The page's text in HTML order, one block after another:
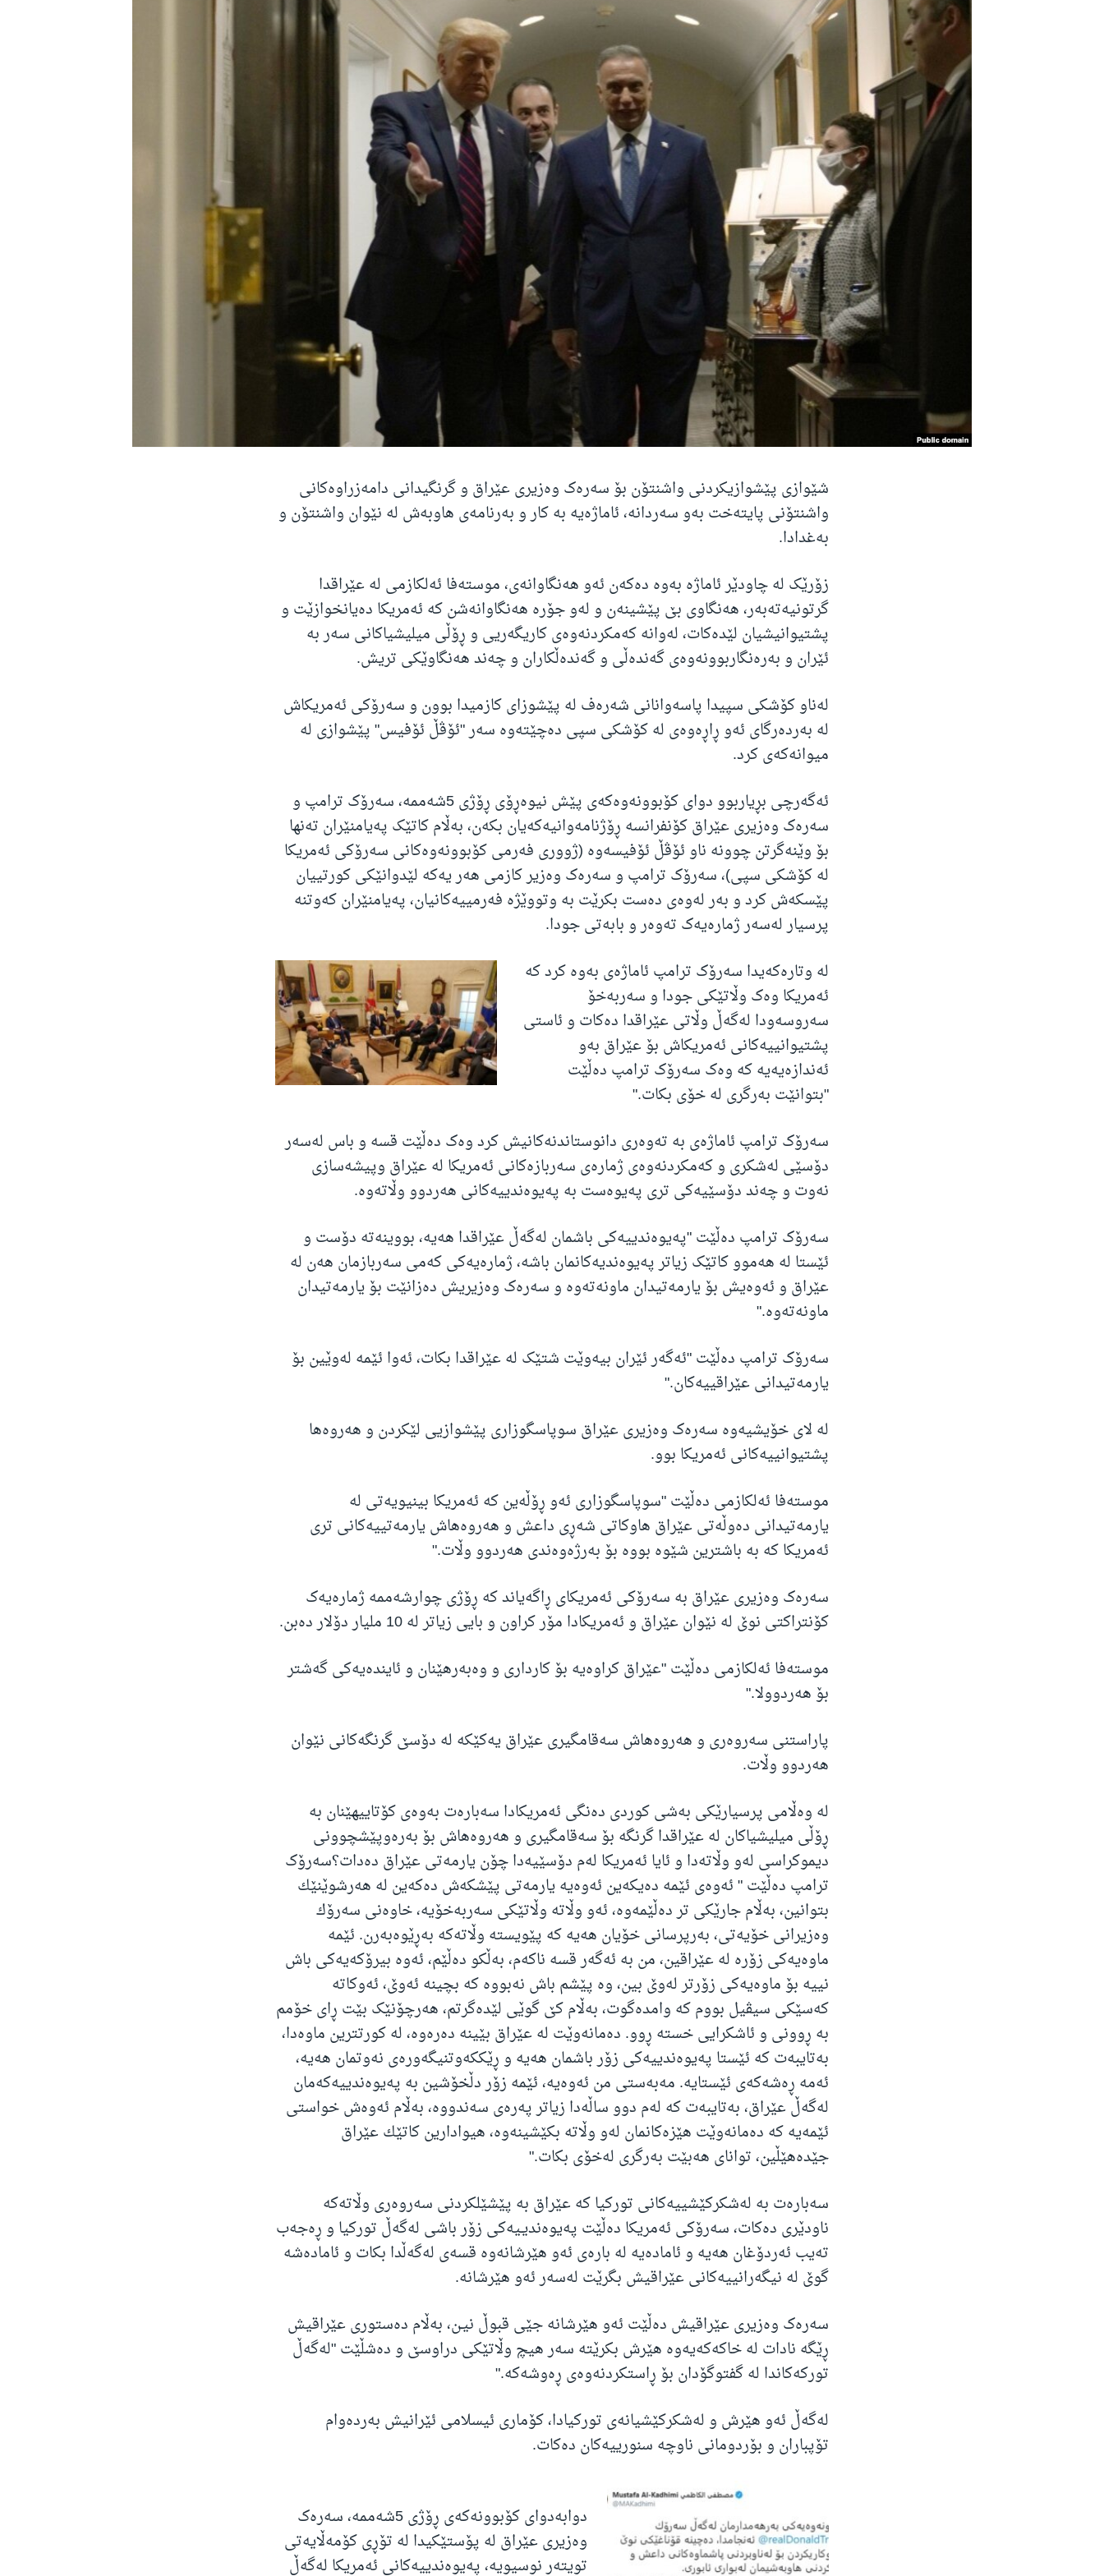
شێوازی پێشوازیکردنی واشنتۆن بۆ سەرەک وەزیری عێراق و گرنگیدانی دامەزراوەکانی
واشنتۆنی پایتەخت بەو سەردانە، ئاماژەیە بە کار و بەرنامەی هاوبەش لە نێوان واشنتۆن و
بەغدادا.
زۆرێک لە چاودێر ئاماژە بەوە دەکەن ئەو هەنگاوانەی، موستەفا ئەلکازمی لە عێراقدا
گرتونیەتەبەر، هەنگاوی بێ پێشینەن و لەو جۆرە هەنگاوانەشن کە ئەمریکا دەیانخوازێت و
پشتیوانیشیان لێدەکات، لەوانە کەمکردنەوەی کاریگەریی و ڕۆڵی میلیشیاکانی سەر بە
ئێران و بەرەنگاربوونەوەی گەندەڵی و گەندەڵکاران و چەند هەنگاوێکی تریش.
لەناو کۆشکی سپیدا پاسەوانانی شەرەف لە پێشوزای کازمیدا بوون و سەرۆکی ئەمریکاش
لە بەردەرگای ئەو ڕاڕەوەی لە کۆشکی سپی دەچێتەوە سەر "ئۆڤڵ ئۆفیس" پێشوازی لە
میوانەکەی کرد.
ئەگەرچی بڕیاربوو دوای کۆبوونەوەکەی پێش نیوەڕۆی ڕۆژی 5شەممە، سەرۆک ترامپ و
سەرەک وەزیری عێراق کۆنفرانسە ڕۆژنامەوانیەکەیان بکەن، بەڵام کاتێک پەیامنێران تەنها
بۆ وێنەگرتن چوونە ناو ئۆڤڵ ئۆفیسەوە (ژووری فەرمی کۆبوونەوەکانی سەرۆکی ئەمریکا
لە کۆشکی سپی)، سەرۆک ترامپ و سەرەک وەزیر کازمی هەر یەکە لێدوانێکی کورتییان
پێسکەش کرد و بەر لەوەی دەست بکرێت بە وتووێژە فەرمییەکانیان، پەیامنێران کەوتنە
پرسیار لەسەر ژمارەیەک تەوەر و بابەتی جودا.
لە وتارەکەیدا سەرۆک ترامپ ئاماژەی بەوە کرد کە
ئەمریکا وەک وڵاتێکی جودا و سەربەخۆ
سەروسەودا لەگەڵ وڵاتی عێراقدا دەکات و ئاستی
پشتیوانییەکانی ئەمریکاش بۆ عێراق بەو
ئەندازەیەیە کە وەک سەرۆک ترامپ دەڵێت
"بتوانێت بەرگری لە خۆی بکات."
سەرۆک ترامپ ئاماژەی بە تەوەری دانوستاندنەکانیش کرد وەک دەڵێت قسە و باس لەسەر
دۆسێی لەشکری و کەمکردنەوەی ژمارەی سەربازەکانی ئەمریکا لە عێراق وپیشەسازی
نەوت و چەند دۆسێیەکی تری پەیوەست بە پەیوەندییەکانی هەردوو وڵاتەوە.
سەرۆک ترامپ دەڵێت "پەیوەندییەکی باشمان لەگەڵ عێراقدا هەیە، بووینەتە دۆست و
ئێستا لە هەموو کاتێک زیاتر پەیوەندیەکانمان باشە، ژمارەیەکی کەمی سەربازمان هەن لە
عێراق و ئەوەیش بۆ یارمەتیدان ماونەتەوە و سەرەک وەزیریش دەزانێت بۆ یارمەتیدان
ماونەتەوە."
سەرۆک ترامپ دەڵێت "ئەگەر ئێران بیەوێت شتێک لە عێراقدا بکات، ئەوا ئێمە لەوێین بۆ
یارمەتیدانی عێراقییەکان."
لە لای خۆیشیەوە سەرەک وەزیری عێراق سوپاسگوزاری پێشوازیی لێکردن و هەروەها
پشتیوانییەکانی ئەمریکا بوو.
موستەفا ئەلکازمی دەڵێت "سوپاسگوزاری ئەو ڕۆڵەین کە ئەمریکا بینیویەتی لە
یارمەتیدانی دەوڵەتی عێراق هاوکاتی شەڕی داعش و هەروەهاش یارمەتییەکانی تری
ئەمریکا کە بە باشترین شێوە بووە بۆ بەرژەوەندی هەردوو وڵات."
سەرەک وەزیری عێراق بە سەرۆکی ئەمریکای ڕاگەیاند کە ڕۆژی چوارشەممە ژمارەیەک
کۆنتراکتی نوێ لە نێوان عێراق و ئەمریکادا مۆر کراون و بایی زیاتر لە 10 ملیار دۆلار دەبن.
موستەفا ئەلکازمی دەڵێت "عێراق کراوەیە بۆ کارداری و وەبەرهێنان و ئایندەیەکی گەشتر
بۆ هەردوولا."
پاراستنی سەروەری و هەروەهاش سەقامگیری عێراق یەکێکە لە دۆسێ گرنگەکانی نێوان
هەردوو وڵات.
لە وەڵامی پرسیارێکی بەشی کوردی دەنگی ئەمریکادا سەبارەت بەوەی کۆتاییهێنان بە
ڕۆڵی میلیشیاکان لە عێراقدا گرنگە بۆ سەقامگیری و هەروەهاش بۆ بەرەوپێشچوونی
دیموکراسی لەو وڵاتەدا و ئایا ئەمریکا لەم دۆسێیەدا چۆن یارمەتی عێراق دەدات؟سەرۆک
ترامپ دەڵێت " ئەوەی ئێمە دەیکەین ئەوەیە‌ یارمه‌تی پێشكه‌ش ده‌كه‌ین له‌ هه‌رشوێنێك
بتوانین، به‌ڵام جارێكی تر دەڵێمەوە، ئه‌و وڵاته‌ وڵاتێكی سه‌ربه‌خۆیه‌، خاوه‌نی سه‌رۆك
وه‌زیرانی خۆیه‌تی، به‌رپرسانی خۆیان هه‌یه‌ كه‌ پێویستە وڵاته‌كه‌ به‌ڕێوەبەرن. ئێمه‌
ماوه‌یه‌كی زۆره‌ له‌ عێراقین، من به‌ ئه‌گه‌ر قسه‌ ناكه‌م، به‌ڵكو ده‌ڵێم، ئه‌وه‌ بیرۆكه‌یه‌كی باش
نییه‌ بۆ ماوه‌یه‌كی زۆرتر له‌وێ بین، وە پێشم باش نەبووە کە بچینە ئەوێ، ئەوکاتە
کەسێکی سیڤیل بووم کە وامدەگوت، بەڵام کێ گوێی لێدەگرتم، هەرچۆنێک بێت ڕای خۆمم
بە ڕوونی و ئاشکرایی خستە ڕوو. ده‌مانه‌وێت له‌ عێراق بێینه‌ ده‌ره‌وه‌، له‌ كورتترین ماوه‌دا،
به‌تایبه‌ت كه‌ ئێستا په‌یوه‌ندییه‌كی زۆر باشمان هه‌یه‌ و ڕێککەوتنیگه‌وره‌ی نه‌وتمان هه‌یه‌،
ئه‌مه‌ ڕەشەکەی ئێستایە.‌ مه‌به‌ستی من ئه‌وه‌یه‌، ئێمه‌ زۆر دڵخۆشین به‌ په‌یوه‌ندییه‌كه‌مان
له‌گه‌ڵ عێراق، به‌تایبه‌ت كه‌ له‌م دوو ساڵه‌دا زیاتر پەرەی سەندووە‌، به‌ڵام ئه‌وه‌ش خواستی
ئێمه‌یه‌ كه‌ ده‌مانه‌وێت هێزه‌كانمان له‌و وڵاته‌ بكێشینه‌وه‌، هیوادارین كاتێك عێراق
جێده‌هێڵین، توانای هه‌بێت به‌رگری له‌خۆی بكات."
سەبارەت بە لەشکرکێشییەکانی تورکیا کە عێراق بە پێشێلکردنی سەروەری وڵاتەکە
ناودێری دەکات، سەرۆکی ئەمریکا دەڵێت پەیوەندیـیەکی زۆر باشی لەگەڵ تورکیا و ڕەجەب
تەیب ئەردۆغان هەیە و ئامادەیە لە بارەی ئەو هێرشانەوە قسەی لەگەڵدا بکات و ئامادەشە
گوێ لە نیگەرانییەکانی عێراقیش بگرێت لەسەر ئەو هێرشانە.
سەرەک وەزیری عێراقیش دەڵێت ئەو هێرشانە جێی قبوڵ نیـن، بەڵام دەستوری عێراقیش
ڕێگە نادات لە خاکەکەیەوە هێرش بکرێتە سەر هیچ وڵاتێکی دراوسێ و دەشڵێت "لەگەڵ
تورکەکاندا لە گفتوگۆدان بۆ ڕاستکردنەوەی ڕەوشەکە."
لەگەڵ ئەو هێرش و لەشکرکێشیانەی تورکیادا، کۆماری ئیسلامی ئێرانیش بەردەوام
تۆپباران و بۆردومانی ناوچە سنورییەکان دەکات.
دوابەدوای کۆبوونەکەی ڕۆژی 5شەممە، سەرەک
وەزیری عێراق لە پۆستێکیدا لە تۆڕی کۆمەڵایەتی
تویتەر نوسیویە، پەیوەندییەکانی ئەمریکا لەگەڵ